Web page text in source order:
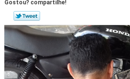
Gostou? compartilhe!